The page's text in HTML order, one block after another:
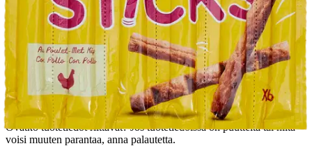
Ominaisuudet
Oletko tyytyväinen tuotetietoihin?
Ovatko tuotetiedot riittävät? Jos tuotetiedoissa on puutteita tai niitä
voisi muuten parantaa, anna palautetta.